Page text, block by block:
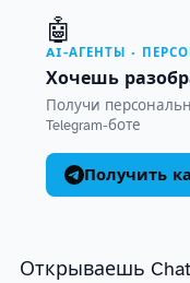
🤖
AI-АГЕНТЫ ·
Хочешь
Получи
Telegram-боте
Получить
Открываешь